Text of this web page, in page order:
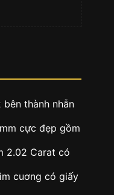
thành nhẫn
cực đẹp gồm
2.02 Carat có
cuơng có giấy